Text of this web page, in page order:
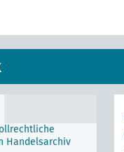
von
Handelsarchiv